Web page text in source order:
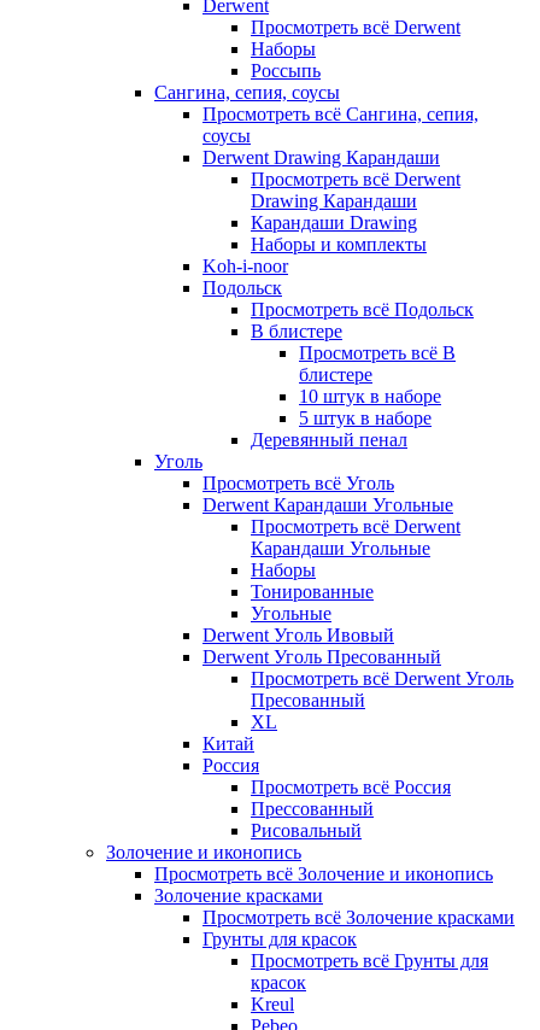
Derwent
Просмотреть всё Derwent
Наборы
Россыпь
Сангина, сепия, соусы
Просмотреть всё Сангина, сепия,
соусы
Derwent Drawing Карандаши
Просмотреть всё Derwent
Drawing Карандаши
Карандаши Drawing
Наборы и комплекты
Koh-i-noor
Подольск
Просмотреть всё Подольск
В блистере
Просмотреть всё В
блистере
10 штук в наборе
5 штук в наборе
Деревянный пенал
Уголь
Просмотреть всё Уголь
Derwent Карандаши Угольные
Просмотреть всё Derwent
Карандаши Угольные
Наборы
Тонированные
Угольные
Derwent Уголь Ивовый
Derwent Уголь Пресованный
Просмотреть всё Derwent Уголь
Пресованный
XL
Китай
Россия
Просмотреть всё Россия
Прессованный
Рисовальный
Золочение и иконопись
Просмотреть всё Золочение и иконопись
Золочение красками
Просмотреть всё Золочение красками
Грунты для красок
Просмотреть всё Грунты для
красок
Kreul
Pebeo